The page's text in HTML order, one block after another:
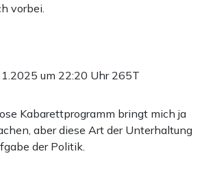
vorbei.
um 22:20 Uhr 265T
Kabarettprogramm bringt mich ja
aber diese Art der Unterhaltung
der Politik.